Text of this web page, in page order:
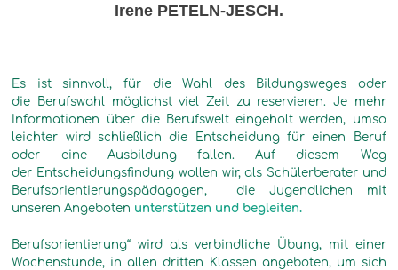
Irene PETELN-JESCH.
Es ist sinnvoll, für die Wahl des Bildungsweges oder
die Berufswahl möglichst viel Zeit zu reservieren. Je mehr
Informationen über die Berufswelt eingeholt werden, umso
leichter wird schließlich die Entscheidung für einen Beruf
oder eine Ausbildung fallen. Auf diesem Weg
der Entscheidungsfindung wollen wir, als Schülerberater und
Berufsorientierungspädagogen, die Jugendlichen mit
unseren Angeboten unterstützen und begleiten.
Berufsorientierung“ wird als verbindliche Übung, mit einer
Wochenstunde, in allen dritten Klassen angeboten, um sich